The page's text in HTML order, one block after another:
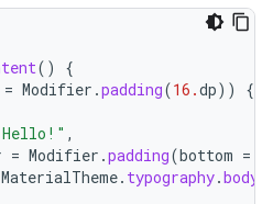
()
{
= Modifier .padding(16.dp))
{
,
= Modifier .padding(bottom =
MaterialTheme. typography.